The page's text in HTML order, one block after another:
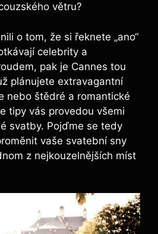
větru?
o tom, že si řeknete „ano“
celebrity a
pak je Cannes tou
plánujete extravagantní
nebo štědré a romantické
tipy vás provedou všemi
svatby. Pojďme se tedy
vaše svatební sny
z nejkouzelnějších míst